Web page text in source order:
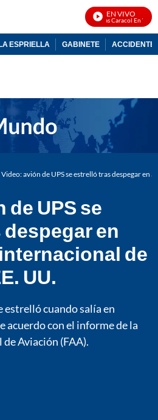
EN VIVO
Noticias Caracol En Vivo
ESPRIELLA GABINETE ACCIDENTE
Video: avión de UPS se estrelló tras despegar en
de UPS se
en
de
UU.
estrelló cuando salía en
acuerdo con el informe de la
Aviación (FAA).